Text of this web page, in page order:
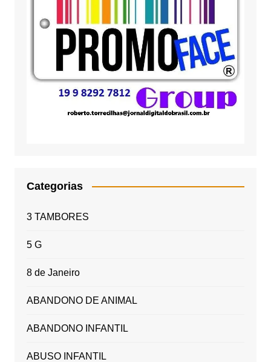
Categorias
3 TAMBORES
5 G
8 de Janeiro
ABANDONO DE ANIMAL
ABANDONO INFANTIL
ABUSO INFANTIL